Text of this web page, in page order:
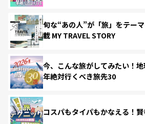
旬な“あの人”が「旅」をテー
載 MY TRAVEL STORY
今、こんな旅がしてみたい！
年絶対行くべき旅先30
コスパもタイパもかなえる！